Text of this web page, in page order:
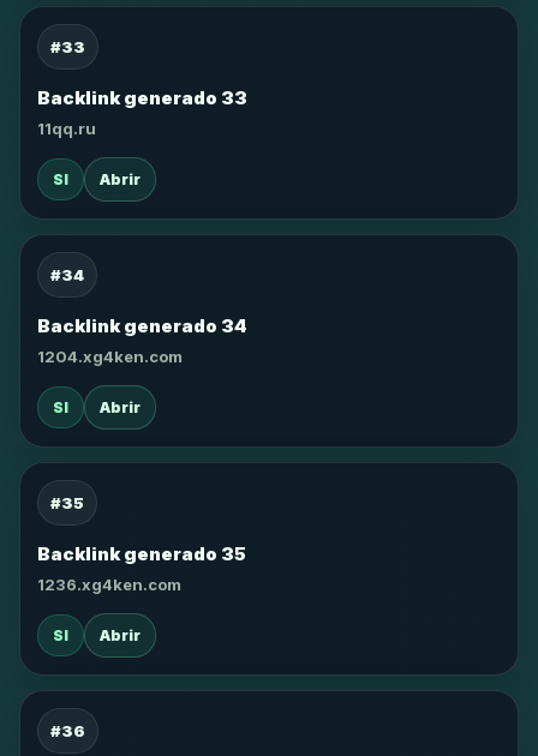
#33
Backlink generado 33
11qq.ru
SI Abrir
#34
Backlink generado 34
1204.xg4ken.com
SI Abrir
#35
Backlink generado 35
1236.xg4ken.com
SI Abrir
#36